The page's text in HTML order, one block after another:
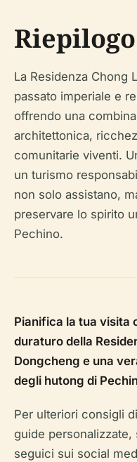
Riepilogo
La Residenza Chong
passato imperiale e
offrendo una
architettonica,
comunitarie viventi.
un turismo
non solo assistano,
preservare lo spirito
Pechino.
Pianifica la tua visita
duraturo della
Dongcheng e una
degli hutong di
Per ulteriori consigli
guide
seguici sui social